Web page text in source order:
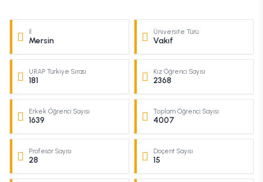
İl
Mersin
Üniversite Türü
Vakıf
URAP Türkiye Sırası
181
Kız Öğrenci Sayısı
2368
Erkek Öğrenci Sayısı
1639
Toplam Öğrenci Sayısı
4007
Profesör Sayısı
28
Doçent Sayısı
15